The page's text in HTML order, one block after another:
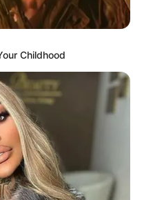
ปทำงาน ไป
ทิศตะวันตกเฉียงใต้ ให้
งานด้านบวกช่วยให้ชีวิต
น
Childhood